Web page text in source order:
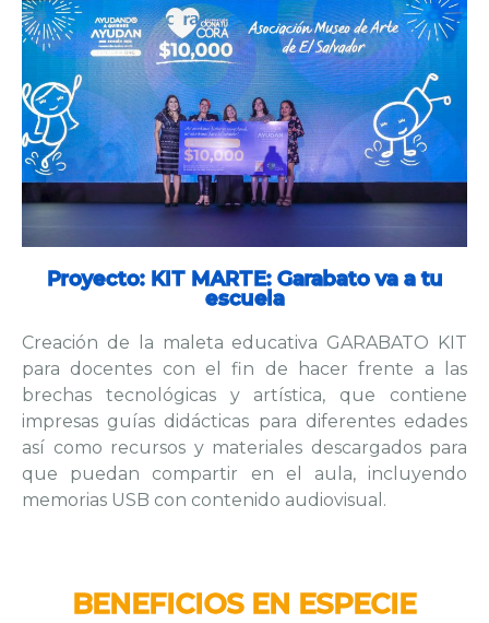
Proyecto: KIT MARTE: Garabato va a tu
escuela
Creación de la maleta educativa GARABATO KIT
para docentes con el fin de hacer frente a las
brechas tecnológicas y artística, que contiene
impresas guías didácticas para diferentes edades
así como recursos y materiales descargados para
que puedan compartir en el aula, incluyendo
memorias USB con contenido audiovisual.
BENEFICIOS EN ESPECIE